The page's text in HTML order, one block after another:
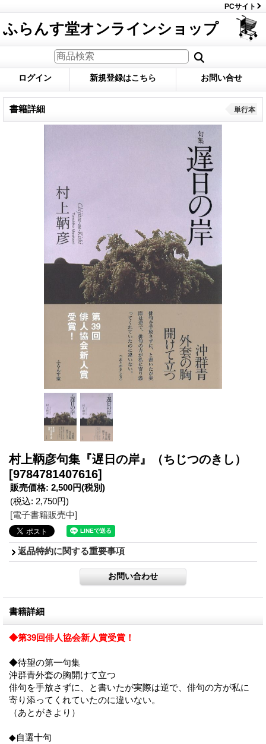
PCサイト
ふらんす堂オンラインショップ
ログイン 新規登録はこちら お問い合せ
書籍詳細 単行本
村上鞆彦句集『遅日の岸』（ちじつのきし）
[9784781407616]
販売価格: 2,500円(税別)
(税込: 2,750円)
[電子書籍販売中]
返品特約に関する重要事項
書籍詳細
◆第39回俳人協会新人賞受賞！
◆待望の第一句集
沖群青外套の胸開けて立つ
俳句を手放さずに、と書いたが実際は逆で、俳句の方が私に
寄り添ってくれていたのに違いない。
（あとがきより）
◆自選十句